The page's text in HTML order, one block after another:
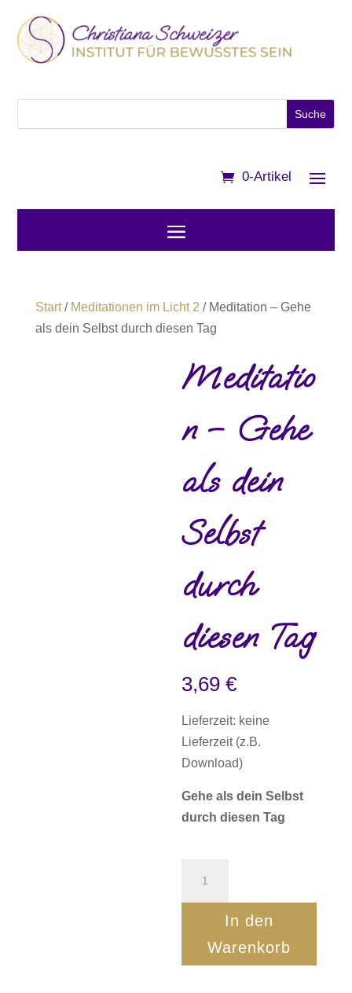
0-Artikel
Start/ Meditationen im Licht 2 / Meditation – Gehe
als dein Selbst durch diesen Tag
Meditatio
n – Gehe
als dein
Selbst
durch
diesen Tag
3,69€
Lieferzeit: keine
Lieferzeit (z.B.
Download)
Gehe als dein Selbst
durch diesen Tag
In den
Warenkorb